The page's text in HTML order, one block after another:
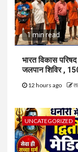
1 min read
भारत विकास
जलपान शिविर ,
12 hours ago
UNCATEGORIZED